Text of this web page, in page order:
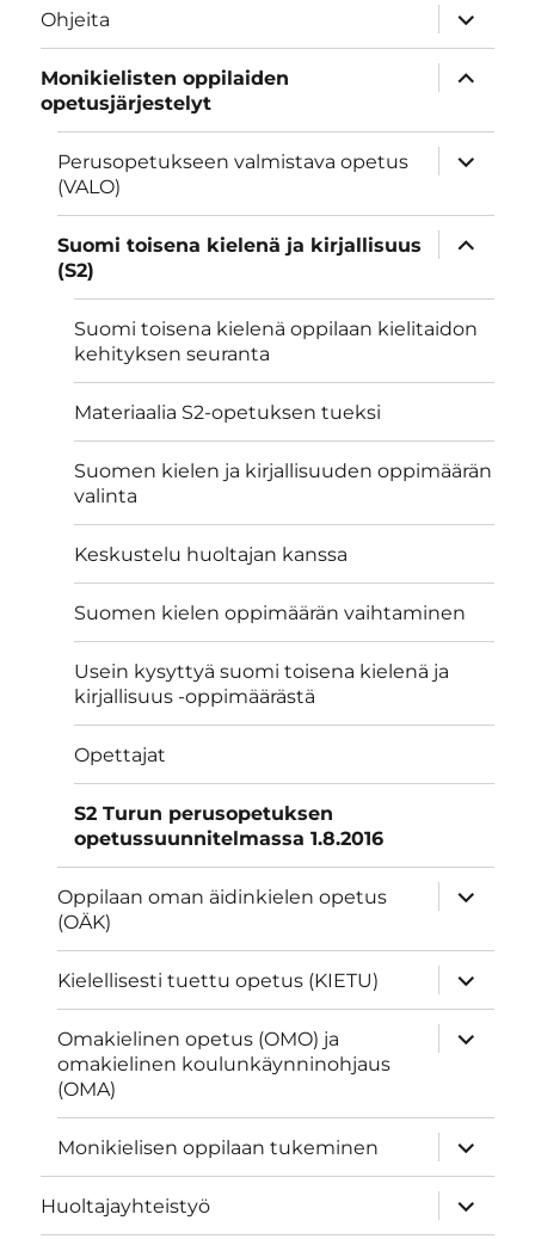
Ohjeita
näytä
Monikielisten oppilaiden
opetusjärjestelyt
näytä
Perusopetukseen valmistava opetus
(VALO)
näytä
Suomi toisena kielenä ja kirjallisuus
(S2)
näytä
Suomi toisena kielenä oppilaan kielitaidon
kehityksen seuranta
Materiaalia S2-opetuksen tueksi
Suomen kielen ja kirjallisuuden oppimäärän
valinta
Keskustelu huoltajan kanssa
Suomen kielen oppimäärän vaihtaminen
Usein kysyttyä suomi toisena kielenä ja
kirjallisuus -oppimäärästä
Opettajat
S2 Turun perusopetuksen
opetussuunnitelmassa 1.8.2016
Oppilaan oman äidinkielen opetus
(OÄK)
näytä
Kielellisesti tuettu opetus (KIETU)
näytä
Omakielinen opetus (OMO) ja
omakielinen koulunkäynninohjaus
(OMA)
näytä
Monikielisen oppilaan tukeminen
näytä
Huoltajayhteistyö
näytä